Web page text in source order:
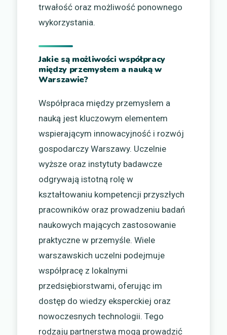
trwałość oraz możliwość ponownego
wykorzystania.
Jakie są możliwości współpracy
między przemysłem a nauką w
Warszawie?
Współpraca między przemysłem a
nauką jest kluczowym elementem
wspierającym innowacyjność i rozwój
gospodarczy Warszawy. Uczelnie
wyższe oraz instytuty badawcze
odgrywają istotną rolę w
kształtowaniu kompetencji przyszłych
pracowników oraz prowadzeniu badań
naukowych mających zastosowanie
praktyczne w przemyśle. Wiele
warszawskich uczelni podejmuje
współpracę z lokalnymi
przedsiębiorstwami, oferując im
dostęp do wiedzy eksperckiej oraz
nowoczesnych technologii. Tego
rodzaju partnerstwa mogą prowadzić